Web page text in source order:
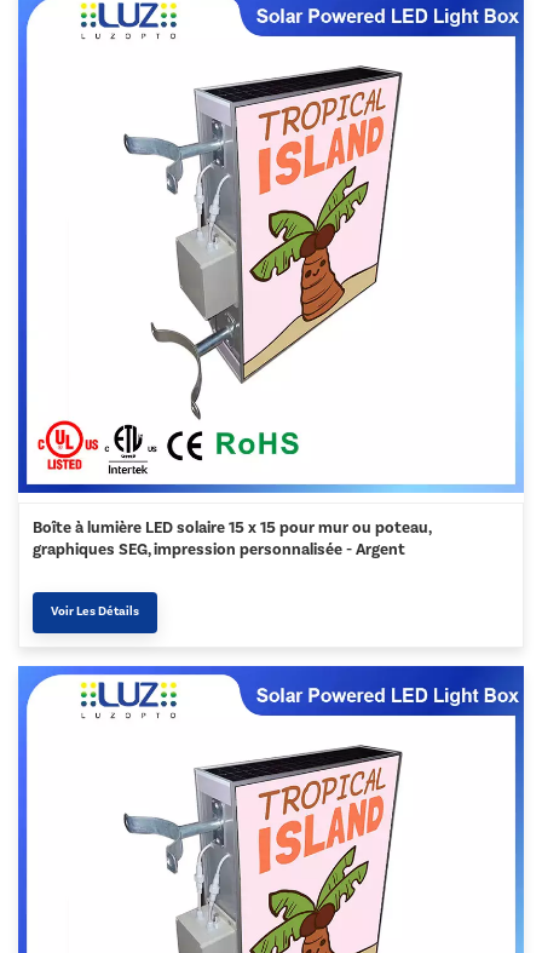
Boîte à lumière LED solaire 15 x 15 pour mur ou poteau,
graphiques SEG, impression personnalisée - Argent
Voir Les Détails